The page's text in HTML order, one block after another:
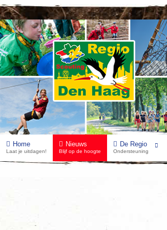
Home
Laat je uitdagen!
Nieuws
Blijf op de hoogte
De Regio
Ondersteuning
Gepubliceerd: woensdag 12 april 2023 10:39